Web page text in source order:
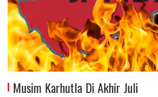
Musim Karhutla Di Akhir Juli